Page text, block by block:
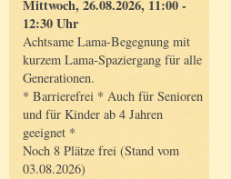
Mittwoch, 26.08.2026, 11:00 -
12:30 Uhr
Achtsame Lama-Begegnung mit
kurzem Lama-Spaziergang für alle
Generationen.
* Barrierefrei * Auch für Senioren
und für Kinder ab 4 Jahren
geeignet *
Noch 8 Plätze frei (Stand vom
03.08.2026)